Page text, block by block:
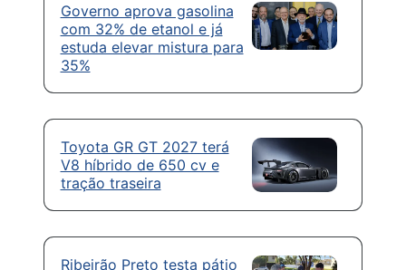
Governo aprova gasolina
com 32% de etanol e já
estuda elevar mistura para
35%
Toyota GR GT 2027 terá
V8 híbrido de 650 cv e
tração traseira
Ribeirão Preto testa pátio